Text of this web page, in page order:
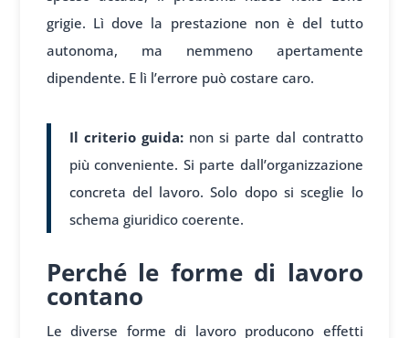
grigie. Lì dove la prestazione non è del tutto
autonoma, ma nemmeno apertamente
dipendente. E lì l’errore può costare caro.
Il criterio guida:non si parte dal contratto
più conveniente. Si parte dall’organizzazione
concreta del lavoro. Solo dopo si sceglie lo
schema giuridico coerente.
Perché le forme di lavoro
contano
Le diverse forme di lavoro producono effetti